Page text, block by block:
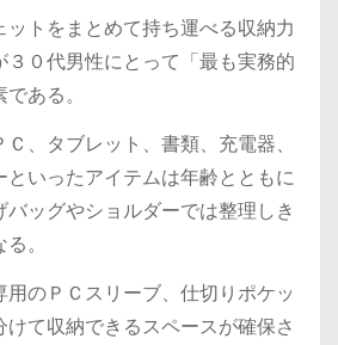
ットをまとめて持ち運べる収納力
３０代男性にとって「最も実務的
ある。
、タブレット、書類、充電器、
といったアイテムは年齢とともに
ッグやショルダーでは整理しき
。
のＰＣスリーブ、仕切りポケッ
けて収納できるスペースが確保さ